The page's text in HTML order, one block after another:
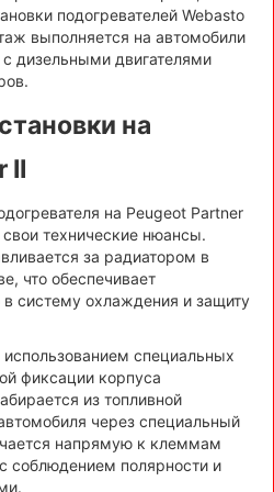
подогревателей Webasto
выполняется на автомобили
дизельными двигателями
на
II
на Peugeot Partner
технические нюансы.
за радиатором в
что обеспечивает
систему охлаждения и защиту
специальных
фиксации корпуса
из топливной
через специальный
напрямую к клеммам
соблюдением полярности и